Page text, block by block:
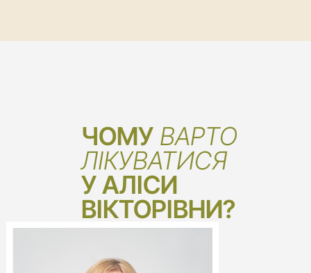
ЧОМУ ВАРТО
ЛІКУВАТИСЯ
У АЛІСИ
ВІКТОРІВНИ?